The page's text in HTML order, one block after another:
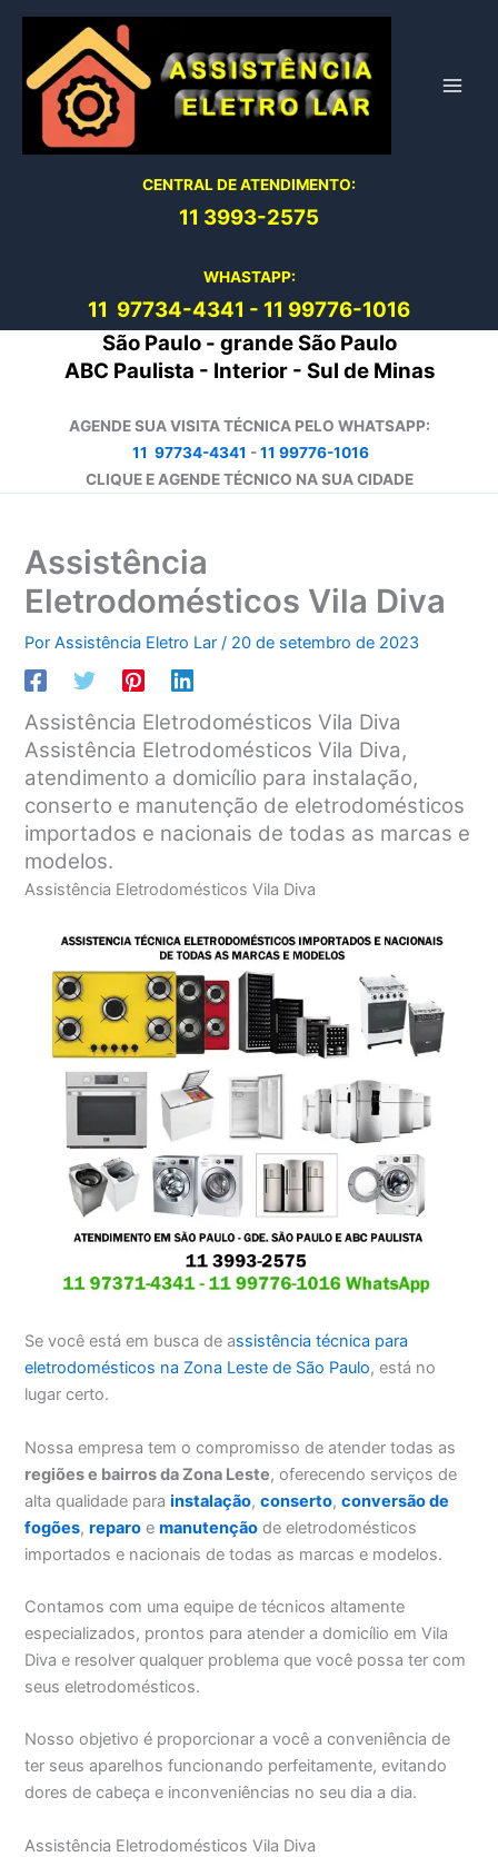
conteúdo
CENTRAL DE ATENDIMENTO:
11 3993-2575
WHASTAPP:
11 97734-4341 - 11 99776-1016
São Paulo - grande São Paulo
ABC Paulista - Interior - Sul de Minas
AGENDE SUA VISITA TÉCNICA PELO WHATSAPP:
11 97734-4341 -11 99776-1016
CLIQUE E AGENDE TÉCNICO NA SUA CIDADE
Assistência
Eletrodomésticos Vila Diva
PorAssistência Eletro Lar/ 20 de setembro de 2023
Assistência Eletrodomésticos Vila Diva
Assistência Eletrodomésticos Vila Diva,
atendimento a domicílio para instalação,
conserto e manutenção de eletrodomésticos
importados e nacionais de todas as marcas e
modelos.
Assistência Eletrodomésticos Vila Diva
Se você está em busca de assistência técnica para
eletrodomésticos na Zona Leste de São Paulo, está no
lugar certo.
Nossa empresa tem o compromisso de atender todas as
regiões e bairros da Zona Leste, oferecendo serviços de
alta qualidade parainstalação,conserto,conversão de
fogões,reparo emanutenção de eletrodomésticos
importados e nacionais de todas as marcas e modelos.
Contamos com uma equipe de técnicos altamente
especializados, prontos para atender a domicílio em Vila
Diva e resolver qualquer problema que você possa ter com
seus eletrodomésticos.
Nosso objetivo é proporcionar a você a conveniência de
ter seus aparelhos funcionando perfeitamente, evitando
dores de cabeça e inconveniências no seu dia a dia.
Assistência Eletrodomésticos Vila Diva